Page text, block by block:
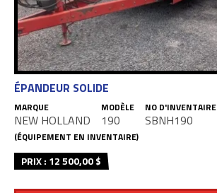
ÉPANDEUR SOLIDE
MARQUE
NEW HOLLAND
MODÈLE
190
NO D'INVENTAIRE
SBNH190
(ÉQUIPEMENT EN INVENTAIRE)
PRIX : 12 500,00 $